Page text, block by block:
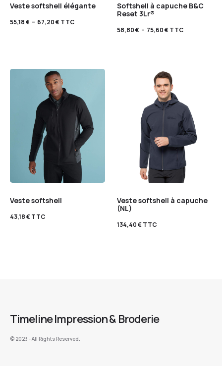
Veste softshell élégante
55,18€ – 67,20€TTC
Softshell à capuche B&C
Reset 3Lr®
58,80€ – 75,60€TTC
Veste softshell
43,18€TTC
Veste softshell à capuche
(NL)
134,40€TTC
Timeline Impression & Broderie
©️ 2023 - All Rights Reserved.